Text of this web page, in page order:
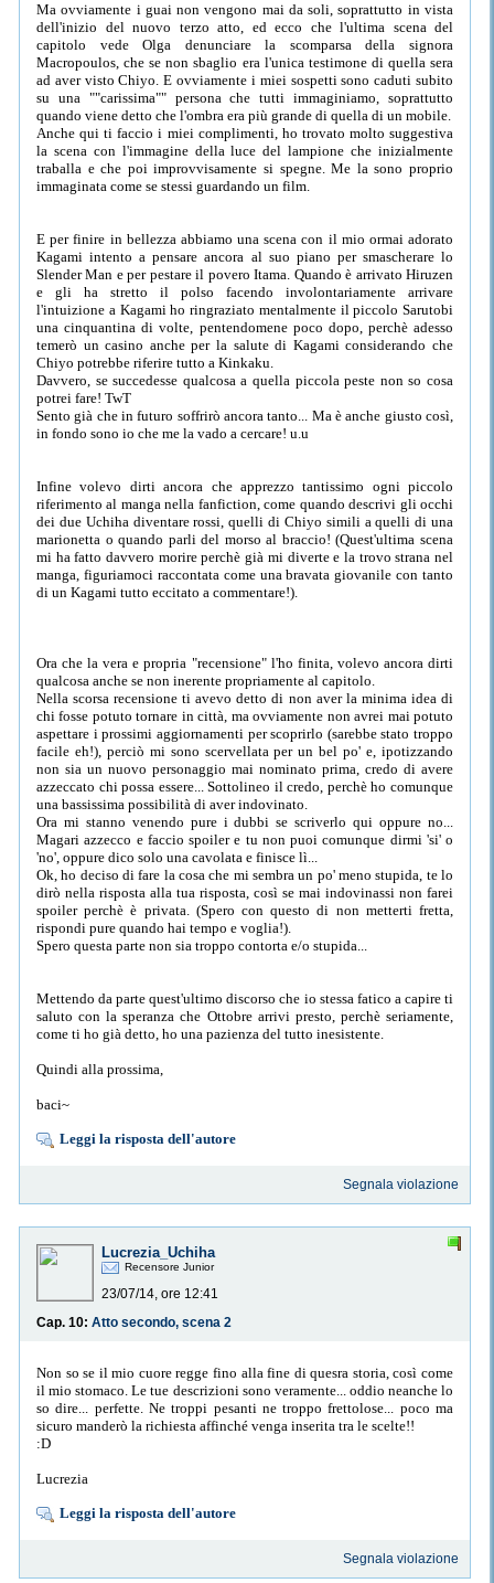
Ma ovviamente i guai non vengono mai da soli, soprattutto in vista
dell'inizio del nuovo terzo atto, ed ecco che l'ultima scena del
capitolo vede Olga denunciare la scomparsa della signora
Macropoulos, che se non sbaglio era l'unica testimone di quella sera
ad aver visto Chiyo. E ovviamente i miei sospetti sono caduti subito
su una ""carissima"" persona che tutti immaginiamo, soprattutto
quando viene detto che l'ombra era più grande di quella di un mobile.
Anche qui ti faccio i miei complimenti, ho trovato molto suggestiva
la scena con l'immagine della luce del lampione che inizialmente
traballa e che poi improvvisamente si spegne. Me la sono proprio
immaginata come se stessi guardando un film.
E per finire in bellezza abbiamo una scena con il mio ormai adorato
Kagami intento a pensare ancora al suo piano per smascherare lo
Slender Man e per pestare il povero Itama. Quando è arrivato Hiruzen
e gli ha stretto il polso facendo involontariamente arrivare
l'intuizione a Kagami ho ringraziato mentalmente il piccolo Sarutobi
una cinquantina di volte, pentendomene poco dopo, perchè adesso
temerò un casino anche per la salute di Kagami considerando che
Chiyo potrebbe riferire tutto a Kinkaku.
Davvero, se succedesse qualcosa a quella piccola peste non so cosa
potrei fare! TwT
Sento già che in futuro soffrirò ancora tanto... Ma è anche giusto così,
in fondo sono io che me la vado a cercare! u.u
Infine volevo dirti ancora che apprezzo tantissimo ogni piccolo
riferimento al manga nella fanfiction, come quando descrivi gli occhi
dei due Uchiha diventare rossi, quelli di Chiyo simili a quelli di una
marionetta o quando parli del morso al braccio! (Quest'ultima scena
mi ha fatto davvero morire perchè già mi diverte e la trovo strana nel
manga, figuriamoci raccontata come una bravata giovanile con tanto
di un Kagami tutto eccitato a commentare!).
Ora che la vera e propria "recensione" l'ho finita, volevo ancora dirti
qualcosa anche se non inerente propriamente al capitolo.
Nella scorsa recensione ti avevo detto di non aver la minima idea di
chi fosse potuto tornare in città, ma ovviamente non avrei mai potuto
aspettare i prossimi aggiornamenti per scoprirlo (sarebbe stato troppo
facile eh!), perciò mi sono scervellata per un bel po' e, ipotizzando
non sia un nuovo personaggio mai nominato prima, credo di avere
azzeccato chi possa essere... Sottolineo il credo, perchè ho comunque
una bassissima possibilità di aver indovinato.
Ora mi stanno venendo pure i dubbi se scriverlo qui oppure no...
Magari azzecco e faccio spoiler e tu non puoi comunque dirmi 'si' o
'no', oppure dico solo una cavolata e finisce lì...
Ok, ho deciso di fare la cosa che mi sembra un po' meno stupida, te lo
dirò nella risposta alla tua risposta, così se mai indovinassi non farei
spoiler perchè è privata. (Spero con questo di non metterti fretta,
rispondi pure quando hai tempo e voglia!).
Spero questa parte non sia troppo contorta e/o stupida...
Mettendo da parte quest'ultimo discorso che io stessa fatico a capire ti
saluto con la speranza che Ottobre arrivi presto, perchè seriamente,
come ti ho già detto, ho una pazienza del tutto inesistente.
Quindi alla prossima,
baci~
Leggi la risposta dell'autore
Segnala violazione
Lucrezia_Uchiha
Recensore Junior
23/07/14, ore 12:41
Cap. 10: Atto secondo, scena 2
Non so se il mio cuore regge fino alla fine di quesra storia, così come
il mio stomaco. Le tue descrizioni sono veramente... oddio neanche lo
so dire... perfette. Ne troppi pesanti ne troppo frettolose... poco ma
sicuro manderò la richiesta affinché venga inserita tra le scelte!!
:D
Lucrezia
Leggi la risposta dell'autore
Segnala violazione